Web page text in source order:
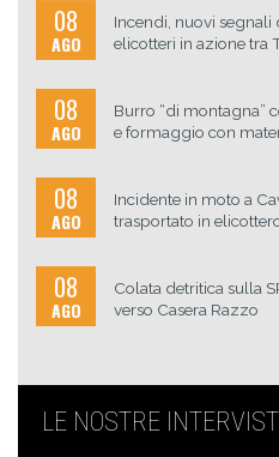
08
AGO
Incendi, nuovi segnali
elicotteri in azione tra
08
AGO
Burro “di montagna”
e formaggio con
08
AGO
Incidente in moto a
trasportato in
08
AGO
Colata detritica sulla
verso Casera Razzo
LE NOSTRE